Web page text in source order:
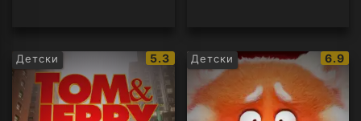
Детски
IMDb
рейтинг:
5.3 Детски
IMDb
6.9